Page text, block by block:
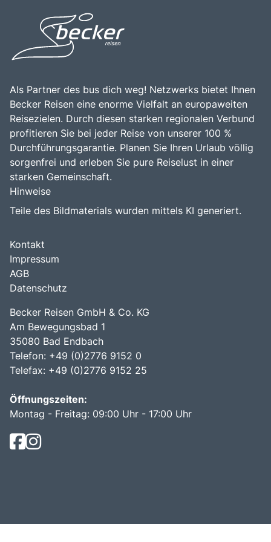
Als Partner des bus dich weg! Netzwerks bietet Ihnen
Becker Reisen eine enorme Vielfalt an europaweiten
Reisezielen. Durch diesen starken regionalen Verbund
profitieren Sie bei jeder Reise von unserer 100 %
Durchführungsgarantie. Planen Sie Ihren Urlaub völlig
sorgenfrei und erleben Sie pure Reiselust in einer
starken Gemeinschaft.
Hinweise
Teile des Bildmaterials wurden mittels KI generiert.
Kontakt
Impressum
AGB
Datenschutz
Becker Reisen GmbH & Co. KG
Am Bewegungsbad 1
35080 Bad Endbach
Telefon: +49 (0)2776 9152 0
Telefax: +49 (0)2776 9152 25
Öffnungszeiten:
Montag - Freitag: 09:00 Uhr - 17:00 Uhr